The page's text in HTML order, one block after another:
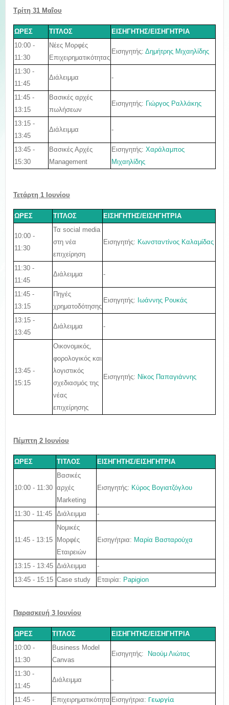
Tρίτη 31 Μαΐου
ΩΡΕΣ ΤΙΤΛΟΣ
ΕΙΣΗΓΗΤΗΣ/ΕΙΣΗΓΗΤΡΙΑ
10:00 -
11:30
Νέες Μορφές
Επιχειρηματικότητας
Εισηγητής: Δημήτρης Μιχαηλίδης
11:30 -
11:45
Διάλειμμα -
11:45 -
13:15
Βασικές αρχές
πωλήσεων
Εισηγητής: Γιώργος Ραλλάκης
13:15 -
13:45
Διάλειμμα -
13:45 -
15:30
Βασικές Αρχές
Management
Εισηγητής: Χαράλαμπος
Μιχαηλίδης
Τετάρτη 1 Ιουνίου
ΩΡΕΣ ΤΙΤΛΟΣ ΕΙΣΗΓΗΤΗΣ/ΕΙΣΗΓΗΤΡΙΑ
10:00 -
11:30
Τα social media
στη νέα
επιχείρηση
Εισηγητής: Κωνσταντίνος Καλαμίδας
11:30 -
11:45
Διάλειμμα -
11:45 -
13:15
Πηγές
χρηματοδότησης
Εισηγητής: Ιωάννης Ρουκάς
13:15 -
13:45
Διάλειμμα -
13:45 -
15:15
Οικονομικός,
φορολογικός και
λογιστικός
σχεδιασμός της
νέας
επιχείρησης
Εισηγητής: Νίκος Παπαγιάννης
Πέμπτη 2 Ιουνίου
ΩΡΕΣ ΤΙΤΛΟΣ ΕΙΣΗΓΗΤΗΣ/ΕΙΣΗΓΗΤΡΙΑ
10:00 - 11:30
Βασικές
αρχές
Marketing
Εισηγητής: Κύρος Βογιατζόγλου
11:30 - 11:45 Διάλειμμα -
11:45 - 13:15
Νομικές
Μορφές
Εταιρειών
Εισηγήτρια: Μαρία Βασταρούχα
13:15 - 13:45 Διάλειμμα
-
13:45 - 15:15 Case study Εταιρία: Papigion
Παρασκευή 3 Ιουνίου
ΩΡΕΣ ΤΙΤΛΟΣ
ΕΙΣΗΓΗΤΗΣ/ΕΙΣΗΓΗΤΡΙΑ
10:00 -
11:30
Business Model
Canvas
Εισηγητής: Ναούμ Λιώτας
11:30 -
11:45
Διάλειμμα -
11:45 - Επιχειρηματικότητα Εισηγήτρια: Γεωργία